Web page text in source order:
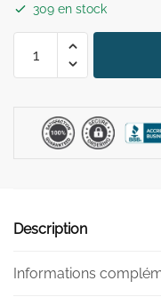
309 en stock
Description
Informations